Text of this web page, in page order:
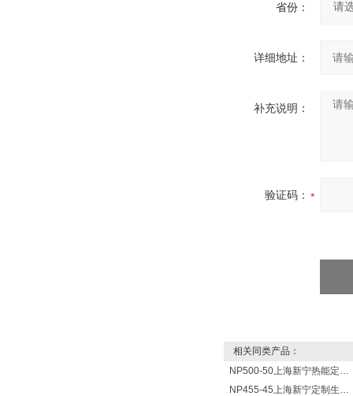
省份：
详细地址：
补充说明：
验证码：
相关同类产品：
NP500-50上海新宁热能定制各式不锈钢水箱容器
NP455-45上海新宁定制生产各式不锈钢容器